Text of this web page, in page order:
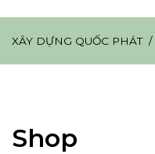
XÂY
QUỐC
XÂY DỰNG QUỐC PHÁT
Shop